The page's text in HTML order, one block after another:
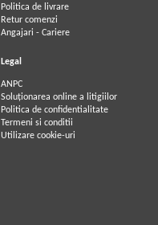
Politica de livrare
Retur comenzi
Angajari - Cariere
Legal
ANPC
Soluționarea online a litigiilor
Politica de confidentialitate
Termeni si conditii
Utilizare cookie-uri